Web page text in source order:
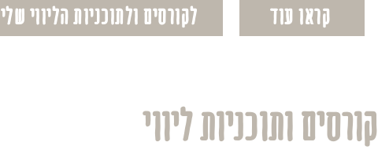
לקורסים ולתוכניות הליווי שלי קראו עוד
קורסים ותוכניות ליווי